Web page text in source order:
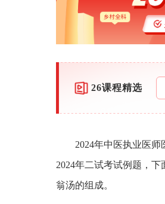
26课程精选
2024年中医执业医师
2024年二试考试例题，
翁汤的组成。